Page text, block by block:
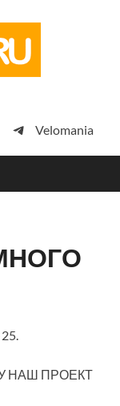
просто
Velomania
НАШ ПРОЕКТ